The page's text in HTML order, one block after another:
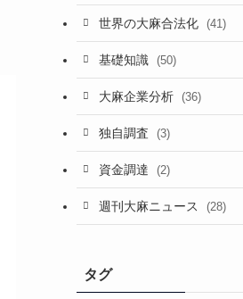
世界の大麻合法化 (41)
基礎知識 (50)
大麻企業分析 (36)
独自調査 (3)
資金調達 (2)
週刊大麻ニュース (28)
タグ